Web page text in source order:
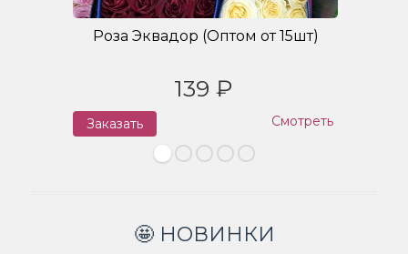
Роза Эквадор (Оптом от 15шт)
139 ₽
Заказать Смотреть
🤩 НОВИНКИ